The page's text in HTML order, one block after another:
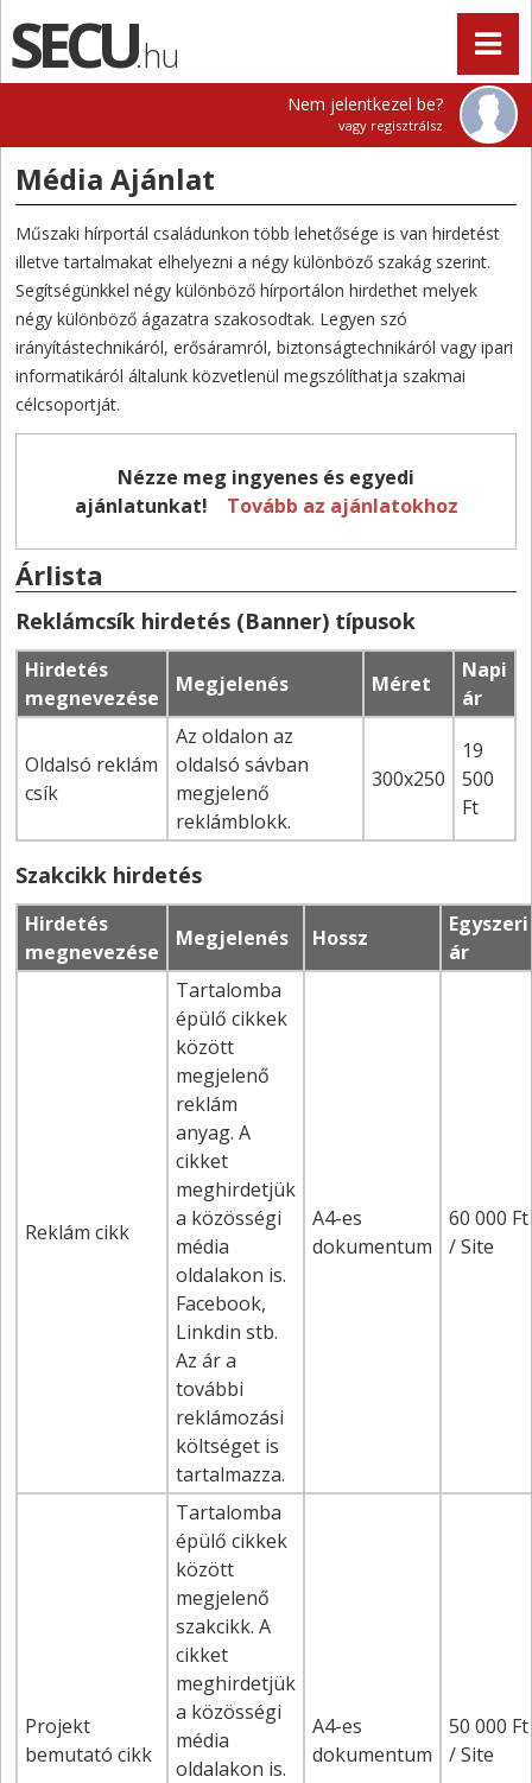
.hu
Nem jelentkezel be?
vagy regisztrálsz
Média Ajánlat
Műszaki hírportál családunkon több lehetősége is van hirdetést
illetve tartalmakat elhelyezni a négy különböző szakág szerint.
Segítségünkkel négy különböző hírportálon hirdethet melyek
négy különböző ágazatra szakosodtak. Legyen szó
irányítástechnikáról, erősáramról, biztonságtechnikáról vagy ipari
informatikáról általunk közvetlenül megszólíthatja szakmai
célcsoportját.
Nézze meg ingyenes és egyedi
ajánlatunkat!
Tovább az ajánlatokhoz
Árlista
Reklámcsík hirdetés (Banner) típusok
Hirdetés
megnevezése
Megjelenés Méret
Napi
ár
Oldalsó reklám
csík
Az oldalon az
oldalsó sávban
megjelenő
reklámblokk.
300x250
19
500
Ft
Szakcikk hirdetés
Hirdetés
megnevezése
Megjelenés Hossz
Egyszeri
ár
Reklám cikk
Tartalomba
épülő cikkek
között
megjelenő
reklám
anyag. A
cikket
meghirdetjük
a közösségi
média
oldalakon is.
Facebook,
Linkdin stb.
Az ár a
további
reklámozási
költséget is
tartalmazza.
A4-es
dokumentum
60 000 Ft
/ Site
Projekt
bemutató cikk
Tartalomba
épülő cikkek
között
megjelenő
szakcikk. A
cikket
meghirdetjük
a közösségi
média
oldalakon is.
A4-es
dokumentum
50 000 Ft
/ Site